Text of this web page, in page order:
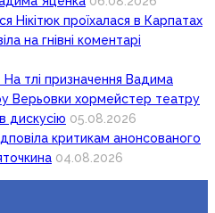
Нікітюк проїхалася в Карпатах
на гнівні коментарі
На тлі призначення Вадима
Верьовки хормейстер театру
дискусію 05.08.2026
критикам анонсованого
04.08.2026